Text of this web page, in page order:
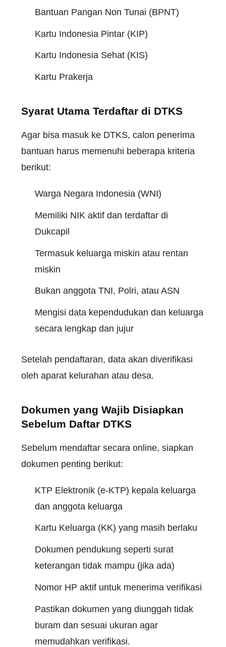
Bantuan Pangan Non Tunai (BPNT)
Kartu Indonesia Pintar (KIP)
Kartu Indonesia Sehat (KIS)
Kartu Prakerja
Syarat Utama Terdaftar di DTKS
Agar bisa masuk ke DTKS, calon penerima
bantuan harus memenuhi beberapa kriteria
berikut:
Warga Negara Indonesia (WNI)
Memiliki NIK aktif dan terdaftar di
Dukcapil
Termasuk keluarga miskin atau rentan
miskin
Bukan anggota TNI, Polri, atau ASN
Mengisi data kependudukan dan keluarga
secara lengkap dan jujur
Setelah pendaftaran, data akan diverifikasi
oleh aparat kelurahan atau desa.
Dokumen yang Wajib Disiapkan
Sebelum Daftar DTKS
Sebelum mendaftar secara online, siapkan
dokumen penting berikut:
KTP Elektronik (e-KTP) kepala keluarga
dan anggota keluarga
Kartu Keluarga (KK) yang masih berlaku
Dokumen pendukung seperti surat
keterangan tidak mampu (jika ada)
Nomor HP aktif untuk menerima verifikasi
Pastikan dokumen yang diunggah tidak
buram dan sesuai ukuran agar
memudahkan verifikasi.